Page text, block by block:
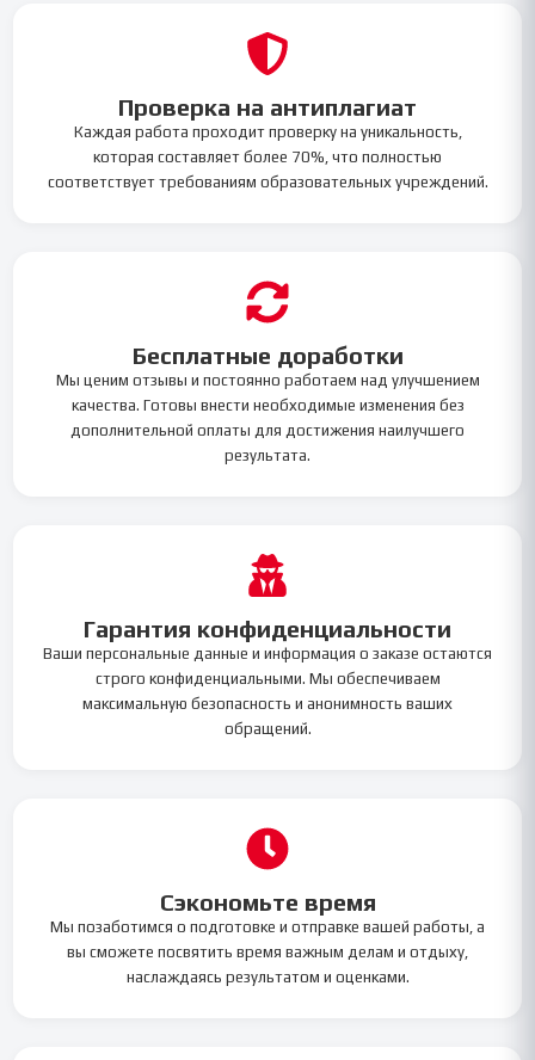
Проверка на антиплагиат
Каждая работа проходит проверку на уникальность,
которая составляет более 70%, что полностью
соответствует требованиям образовательных учреждений.
Бесплатные доработки
Мы ценим отзывы и постоянно работаем над улучшением
качества. Готовы внести необходимые изменения без
дополнительной оплаты для достижения наилучшего
результата.
Гарантия конфиденциальности
Ваши персональные данные и информация о заказе остаются
строго конфиденциальными. Мы обеспечиваем
максимальную безопасность и анонимность ваших
обращений.
Сэкономьте время
Мы позаботимся о подготовке и отправке вашей работы, а
вы сможете посвятить время важным делам и отдыху,
наслаждаясь результатом и оценками.